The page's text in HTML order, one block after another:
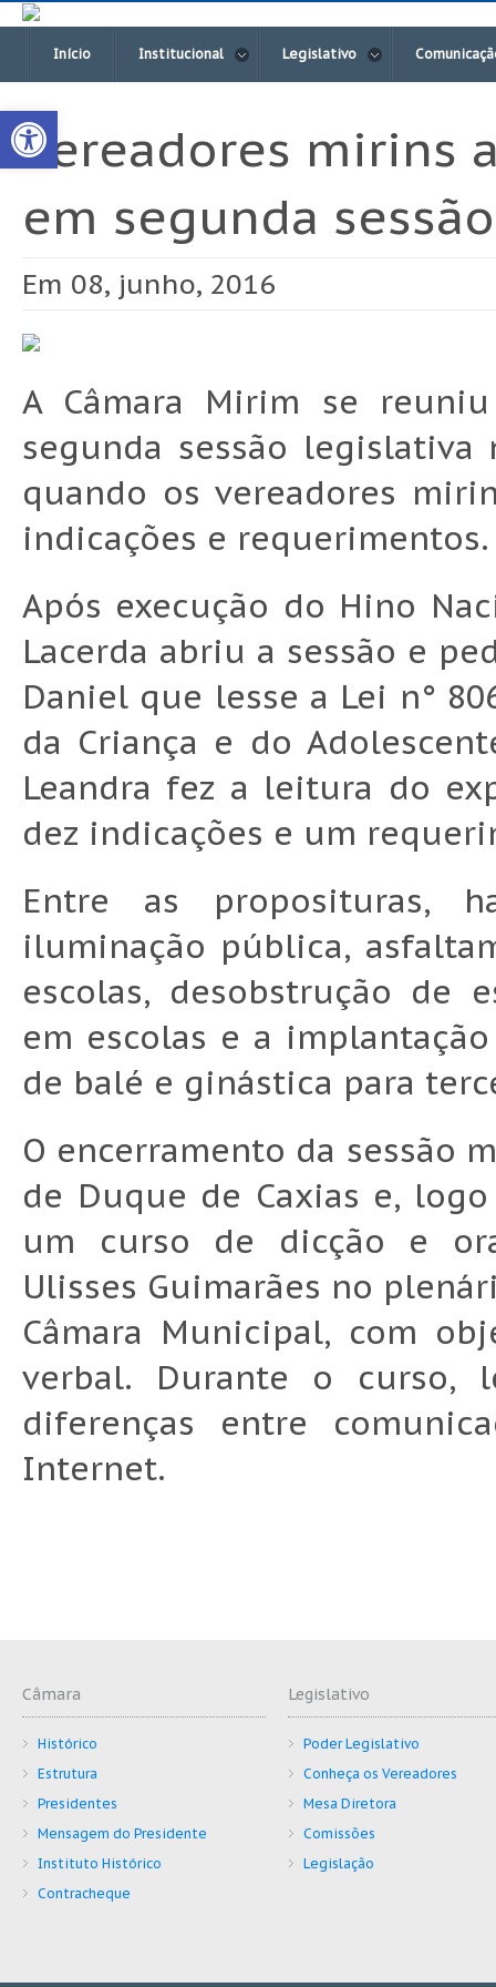
Open toolbar
Início Institucional Legislativo
Vereadores mirins
em segunda sessão
Em 08, junho, 2016
A Câmara Mirim se
segunda sessão
quando os vereadores
indicações e requerimentos.
Após execução do Hino
Lacerda abriu a sessão e
Daniel que lesse a Lei n°
da Criança e do
Leandra fez a leitura do
dez indicações e um
Entre as proposituras,
iluminação pública,
escolas, desobstrução de
em escolas e a
de balé e ginástica para
O encerramento da sessão
de Duque de Caxias e,
um curso de dicção e
Ulisses Guimarães no
Câmara Municipal, com
verbal. Durante o curso,
diferenças entre
Internet.
Câmara
Histórico
Estrutura
Presidentes
Mensagem do Presidente
Instituto Histórico
Contracheque
Legislativo
Poder Legislativo
Conheça os Vereadores
Mesa Diretora
Comissões
Legislação